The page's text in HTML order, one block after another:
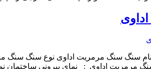
سنگ سنگ مرمریت اداوی نوع سنگ سنگ
مرمریت اداوی : نمای بیرونی ساختمان